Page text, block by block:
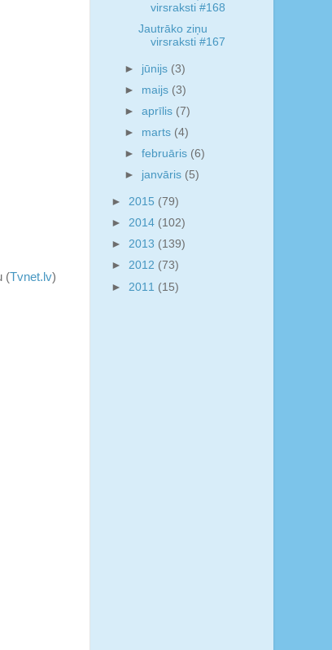
(Tvnet.lv)
virsraksti #168
Jautrāko ziņu
virsraksti #167
► jūnijs (3)
► maijs (3)
►aprīlis (7)
► marts (4)
►februāris (6)
► janvāris (5)
► 2015 (79)
► 2014 (102)
► 2013 (139)
► 2012 (73)
► 2011 (15)